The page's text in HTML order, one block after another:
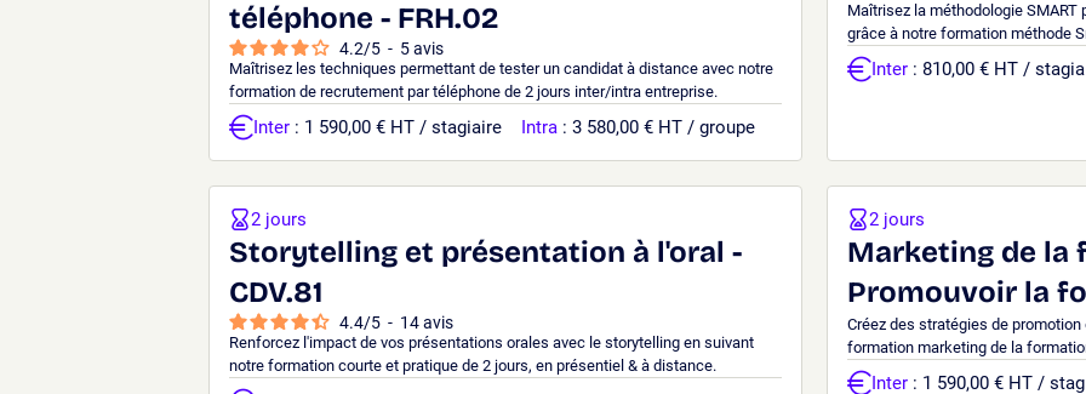
téléphone - FRH.02
4.2/5 - 5avis
Maîtrisez les techniques permettant de tester un candidat à distance avec notre
formation de recrutement par téléphone de 2 jours inter/intra entreprise.
Inter : 1 590,00 € HT / stagiaire Intra : 3 580,00 € HT / groupe
Maîtrisez la méthodologie
grâce à notre formation méthode
Inter : 810,00 € HT /
Storytelling et présentation à l'oral -
CDV.81
4.4/5 - 14avis
Renforcez l'impact de vos présentations orales avec le storytelling en suivant
notre formation courte et pratique de 2 jours, en présentiel & à distance.
2 jours
Marketing de la
Promouvoir la
Créez des stratégies de
formation marketing de la
2 jours
Inter : 1 590,00 € HT /